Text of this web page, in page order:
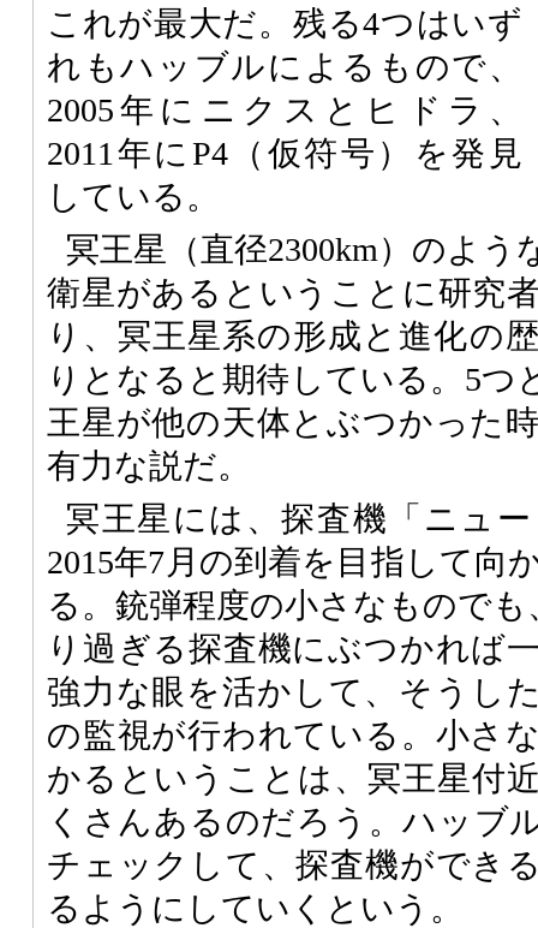
これが最大だ。残る4つはいず
れもハッブルによるもので、
2005年にニクスとヒドラ、
2011年にP4（仮符号）を発見
している。
冥王星（直径2300km）のよう
衛星があるということに研究
り、冥王星系の形成と進化の
りとなると期待している。5つ
王星が他の天体とぶつかった
有力な説だ。
冥王星には、探査機「ニュ
2015年7月の到着を目指して向
る。銃弾程度の小さなもので
り過ぎる探査機にぶつかれば
強力な眼を活かして、そうし
の監視が行われている。小さ
かるということは、冥王星付
くさんあるのだろう。ハッブ
チェックして、探査機ができ
るようにしていくという。